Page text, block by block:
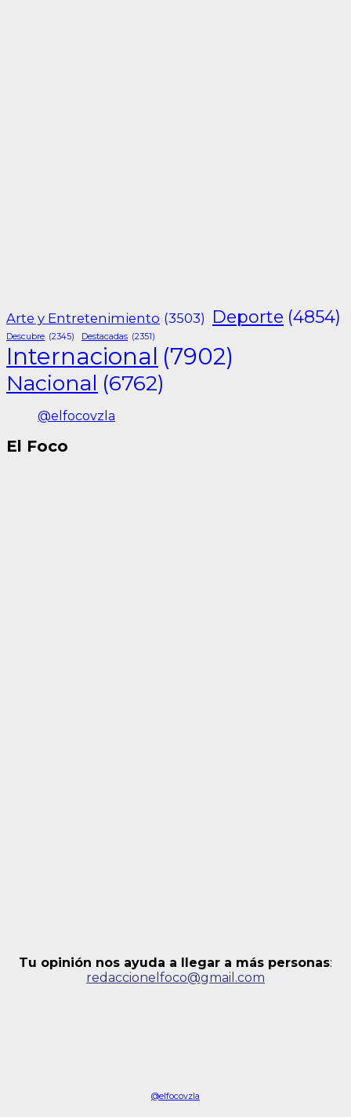
Arte y Entretenimiento (3503) Deporte (4854)
Descubre (2345) Destacadas (2351)
Internacional (7902)
Nacional (6762)
@elfocovzla
El Foco
Tu opinión nos ayuda a llegar a más personas:
redaccionelfoco@gmail.com
@elfocovzla